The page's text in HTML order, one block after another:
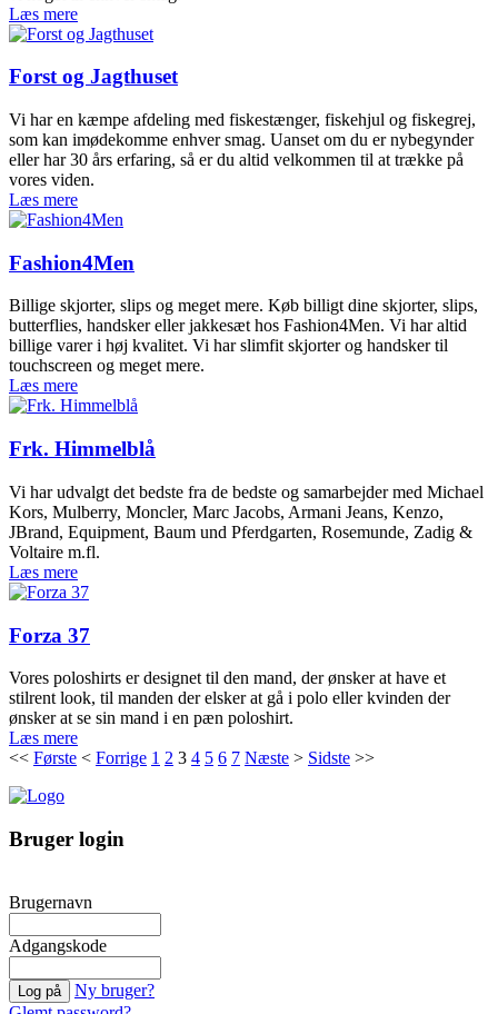
Læs mere
Forst og Jagthuset
Vi har en kæmpe afdeling med fiskestænger, fiskehjul og fiskegrej,
som kan imødekomme enhver smag. Uanset om du er nybegynder
eller har 30 års erfaring, så er du altid velkommen til at trække på
vores viden.
Læs mere
Fashion4Men
Billige skjorter, slips og meget mere. Køb billigt dine skjorter, slips,
butterflies, handsker eller jakkesæt hos Fashion4Men. Vi har altid
billige varer i høj kvalitet. Vi har slimfit skjorter og handsker til
touchscreen og meget mere.
Læs mere
Frk. Himmelblå
Vi har udvalgt det bedste fra de bedste og samarbejder med Michael
Kors, Mulberry, Moncler, Marc Jacobs, Armani Jeans, Kenzo,
JBrand, Equipment, Baum und Pferdgarten, Rosemunde, Zadig &
Voltaire m.fl.
Læs mere
Forza 37
Vores poloshirts er designet til den mand, der ønsker at have et
stilrent look, til manden der elsker at gå i polo eller kvinden der
ønsker at se sin mand i en pæn poloshirt.
Læs mere
<< Første < Forrige 1 2 3 4 5 6 7 Næste > Sidste >>
Bruger login
Brugernavn
Adgangskode
Ny bruger?